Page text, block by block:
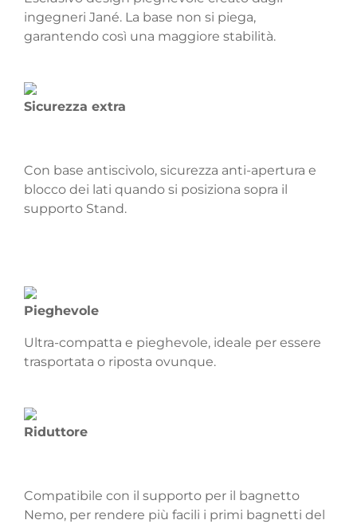
ingegneri Jané. La base non si piega,
garantendo così una maggiore stabilità.
Sicurezza extra
Con base antiscivolo, sicurezza anti-apertura e
blocco dei lati quando si posiziona sopra il
supporto Stand.
Pieghevole
Ultra-compatta e pieghevole, ideale per essere
trasportata o riposta ovunque.
Riduttore
Compatibile con il supporto per il bagnetto
Nemo, per rendere più facili i primi bagnetti del